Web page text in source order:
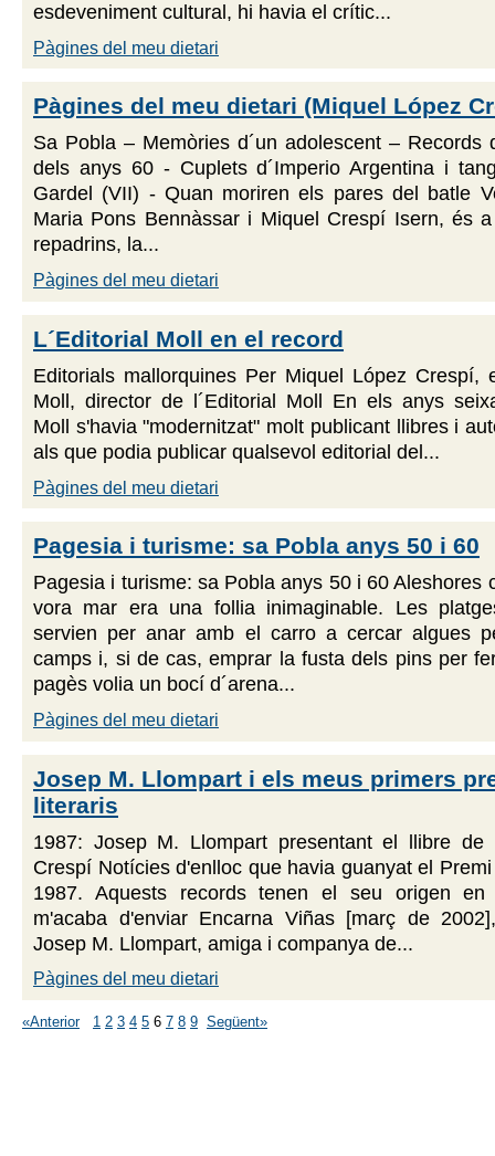
esdeveniment cultural, hi havia el crític...
Pàgines del meu dietari
Pàgines del meu dietari (Miquel López
Sa Pobla – Memòries d´un adolescent – Records
dels anys 60 - Cuplets d´Imperio Argentina i
Gardel (VII) - Quan moriren els pares del batle
Maria Pons Bennàssar i Miquel Crespí Isern, és
repadrins, la...
Pàgines del meu dietari
L´Editorial Moll en el record
Editorials mallorquines Per Miquel López Crespí,
Moll, director de l´Editorial Moll En els anys
Moll s'havia "modernitzat" molt publicant llibres i
als que podia publicar qualsevol editorial del...
Pàgines del meu dietari
Pagesia i turisme: sa Pobla anys 50 i 60
Pagesia i turisme: sa Pobla anys 50 i 60 Aleshores
vora mar era una follia inimaginable. Les
servien per anar amb el carro a cercar algues
camps i, si de cas, emprar la fusta dels pins per
pagès volia un bocí d´arena...
Pàgines del meu dietari
Josep M. Llompart i els meus primers
literaris
1987: Josep M. Llompart presentant el llibre de
Crespí Notícies d'enlloc que havia guanyat el
1987. Aquests records tenen el seu origen
m'acaba d'enviar Encarna Viñas [març de
Josep M. Llompart, amiga i companya de...
Pàgines del meu dietari
«Anterior 1 2 3 4 5 6 7 8 9 Següent»